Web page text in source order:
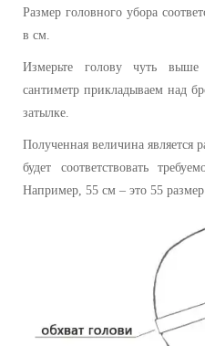
Размер головного убора
в см.
Измерьте голову чуть
сантиметр прикладываем над
затылке.
Полученная величина является
будет соответствовать
Например, 55 см – это 55